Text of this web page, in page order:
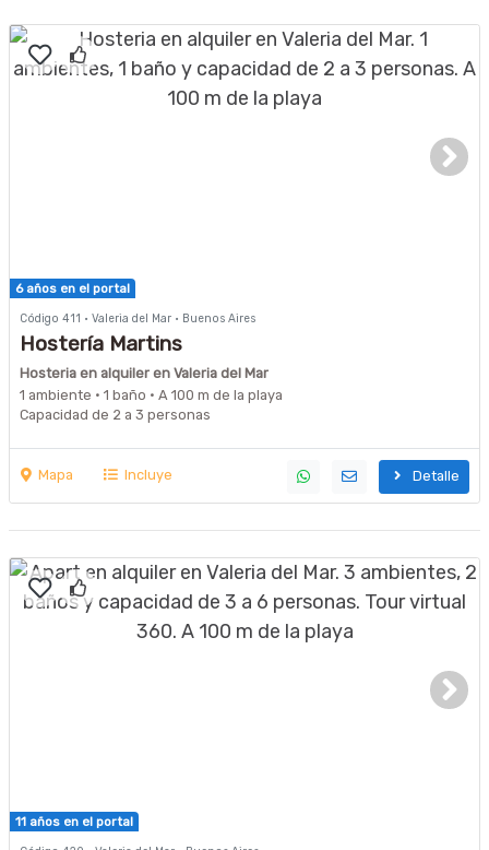
6 años en el portal
Código 411 · Valeria del Mar · Buenos Aires
Hostería Martins
Hosteria en alquiler en Valeria del Mar
1 ambiente · 1 baño · A 100 m de la playa
Capacidad de 2 a 3 personas
Mapa Incluye Detalle
11 años en el portal